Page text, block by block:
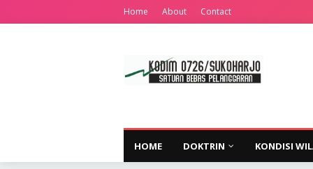
Home About Contact
HOME DOKTRIN KONDISI